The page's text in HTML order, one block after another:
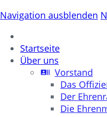
Navigation ausblenden
Startseite
Über uns
Vorstand
Das
Der
Die